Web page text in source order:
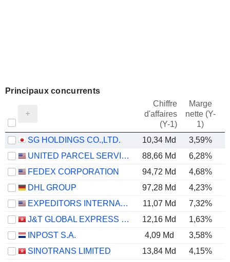
Principaux concurrents
Chiffre
d'affaires
(Y-1)
Marge
nette (Y-
1)
SG HOLDINGS CO.,LTD. 10,34 Md 3,59%
UNITED PARCEL SERVICE, INC.
88,66 Md 6,28%
FEDEX CORPORATION
94,72 Md 4,68%
DHL GROUP
97,28 Md 4,23%
EXPEDITORS INTERNATIONAL OF WASHINGTON INC.
11,07 Md 7,32%
J&T GLOBAL EXPRESS LIMITED
12,16 Md 1,63%
INPOST S.A.
4,09 Md 3,58%
SINOTRANS LIMITED
13,84 Md 4,15%